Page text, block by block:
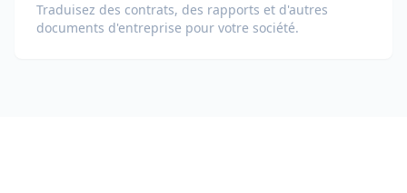
Traduisez des contrats, des rapports et d'autres
documents d'entreprise pour votre société.